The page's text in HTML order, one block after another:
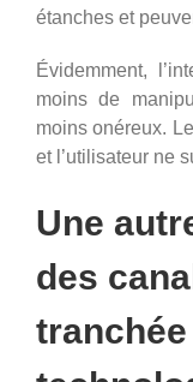
étanches et
Évidemment,
moins de
moins onéreux.
et l’utilisateur ne
Une
des